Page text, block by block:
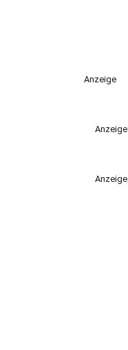
Anzeige
Anzeige
Anzeige